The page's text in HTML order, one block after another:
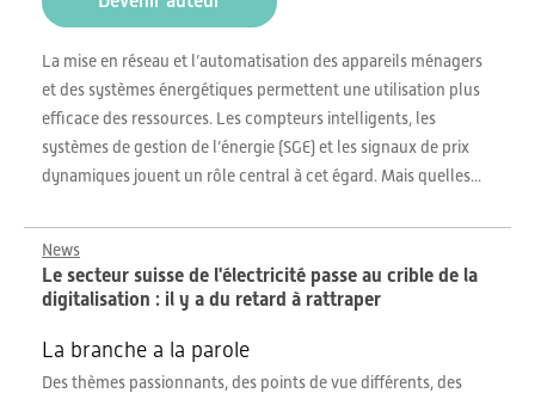
La mise en réseau et l’automatisation des appareils ménagers
et des systèmes énergétiques permettent une utilisation plus
efficace des ressources. Les compteurs intelligents, les
systèmes de gestion de l’énergie (SGE) et les signaux de prix
dynamiques jouent un rôle central à cet égard. Mais quelles...
News
Le secteur suisse de l'électricité passe au crible de la
digitalisation : il y a du retard à rattraper
La branche a la parole
Des thèmes passionnants, des points de vue différents, des